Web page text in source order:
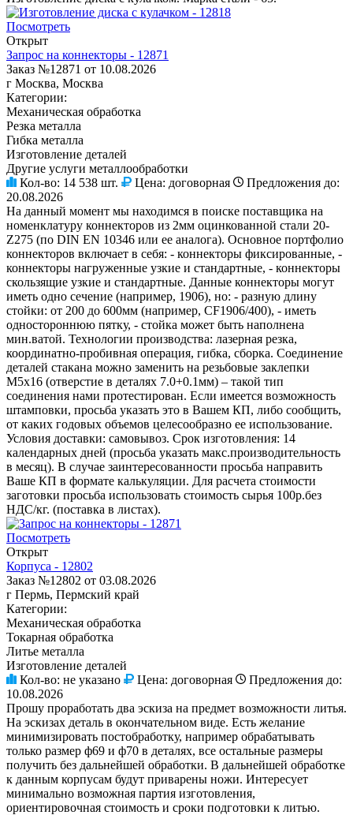
Посмотреть
Открыт
Запрос на коннекторы - 12871
Заказ №12871 от 10.08.2026
г Москва, Москва
Категории:
Механическая обработка
Резка металла
Гибка металла
Изготовление деталей
Другие услуги металлообработки
Кол-во: 14 538 шт. Цена: договорная
Предложения до:
20.08.2026
На данный момент мы находимся в поиске поставщика на
номенклатуру коннекторов из 2мм оцинкованной стали 20-
Z275 (по DIN EN 10346 или ее аналога). Основное портфолио
коннекторов включает в себя: - коннекторы фиксированные, -
коннекторы нагруженные узкие и стандартные, - коннекторы
скользящие узкие и стандартные. Данные коннекторы могут
иметь одно сечение (например, 1906), но: - разную длину
стойки: от 200 до 600мм (например, CF1906/400), - иметь
одностороннюю пятку, - стойка может быть наполнена
мин.ватой. Технологии производства: лазерная резка,
координатно-пробивная операция, гибка, сборка. Соединение
деталей стакана можно заменить на резьбовые заклепки
М5х16 (отверстие в деталях 7.0+0.1мм) – такой тип
соединения нами протестирован. Если имеется возможность
штамповки, просьба указать это в Вашем КП, либо сообщить,
от каких годовых объемов целесообразно ее использование.
Условия доставки: самовывоз. Срок изготовления: 14
календарных дней (просьба указать макс.производительность
в месяц). В случае заинтересованности просьба направить
Ваше КП в формате калькуляции. Для расчета стоимости
заготовки просьба использовать стоимость сырья 100р.без
НДС/кг. (поставка в листах).
Посмотреть
Открыт
Корпуса - 12802
Заказ №12802 от 03.08.2026
г Пермь, Пермский край
Категории:
Механическая обработка
Токарная обработка
Литье металла
Изготовление деталей
Кол-во: не указано Цена: договорная
Предложения до:
10.08.2026
Прошу проработать два эскиза на предмет возможности литья.
На эскизах деталь в окончательном виде. Есть желание
минимизировать постобработку, например обрабатывать
только размер ф69 и ф70 в деталях, все остальные размеры
получить без дальнейшей обработки. В дальнейшей обработке
к данным корпусам будут приварены ножи. Интересует
минимально возможная партия изготовления,
ориентировочная стоимость и сроки подготовки к литью.